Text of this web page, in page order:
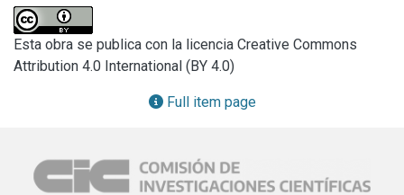
San José (1), Vlllalonga Norte (2), Vlllalonga Sur (3),
Médanos (4), Arroyo Seco (5) y el material utilizado como
piedra partida de las canteras Cerros Colorados (6), Agua
Blanca (7) y Plgué (8).
Por el método de las barras de mortero, se calificaron los
potencialmente reactivos. El material de la cantera N° 8, no
superó el limite establecido en la norma a la edad de 6
Esta obra se publica con la licencia Creative Commons
Attribution 4.0 International (BY 4.0)
Full item page